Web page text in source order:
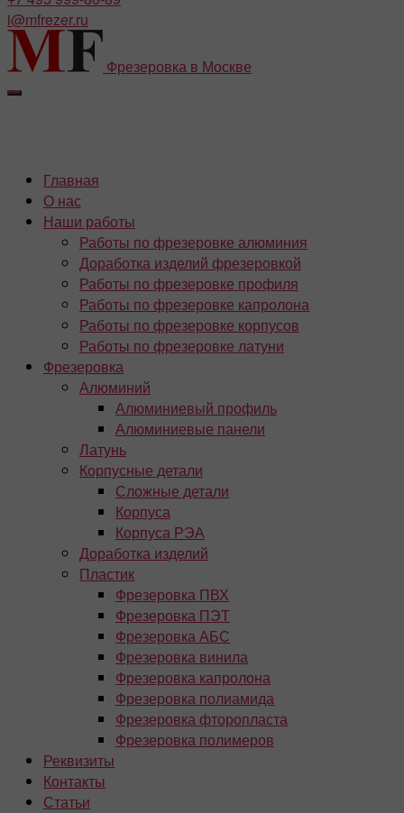
i@mfrezer.ru
Фрезеровка в Москве
Главная
О нас
Наши работы
Работы по фрезеровке алюминия
Доработка изделий фрезеровкой
Работы по фрезеровке профиля
Работы по фрезеровке капролона
Работы по фрезеровке корпусов
Работы по фрезеровке латуни
Фрезеровка
Алюминий
Алюминиевый профиль
Алюминиевые панели
Латунь
Корпусные детали
Сложные детали
Корпуса
Корпуса РЭА
Доработка изделий
Пластик
Фрезеровка ПВХ
Фрезеровка ПЭТ
Фрезеровка АБС
Фрезеровка винила
Фрезеровка капролона
Фрезеровка полиамида
Фрезеровка фторопласта
Фрезеровка полимеров
Реквизиты
Контакты
Статьи